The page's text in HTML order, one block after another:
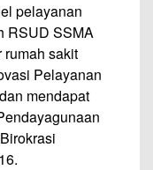
pelayanan
RSUD SSMA
rumah sakit
Pelayanan
mendapat